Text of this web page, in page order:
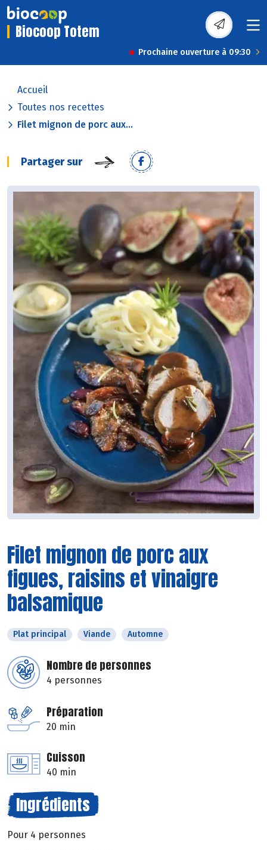
Biocoop Totem
Prochaine ouverture à 09:30
Accueil
Toutes nos recettes
Filet mignon de porc aux...
Partager sur
Filet mignon de porc aux
figues, raisins et vinaigre
balsamique
Plat principal Viande Automne
Nombre de personnes
4 personnes
Préparation
20 min
Cuisson
40 min
Ingrédients
Pour 4 personnes